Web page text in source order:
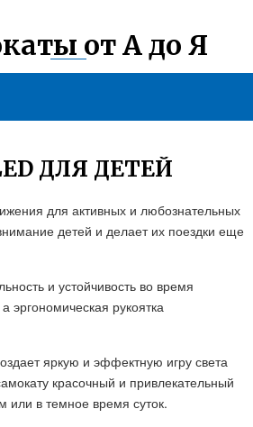
от А до Я
ДЛЯ ДЕТЕЙ
для активных и любознательных
детей и делает их поездки еще
и устойчивость во время
эргономическая рукоятка
яркую и эффектную игру света
красочный и привлекательный
или в темное время суток.